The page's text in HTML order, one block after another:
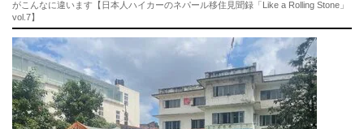
がこんなに違います【日本人ハイカーのネパール移住見聞録「Like a Rolling Stone」
vol.7】